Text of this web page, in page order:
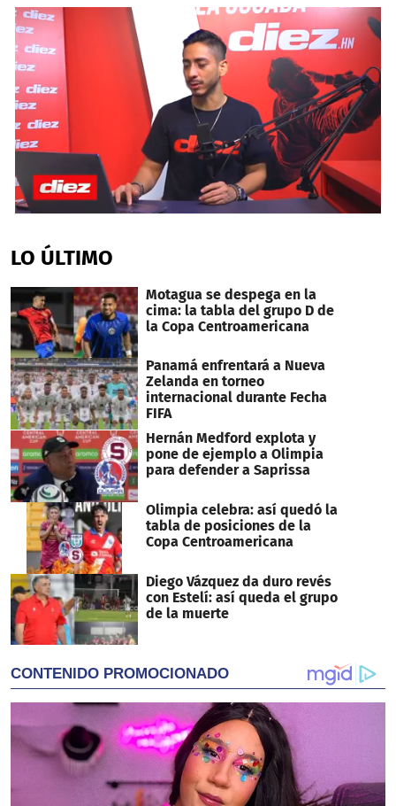
of
4
51
seconds
LO ÚLTIMO
Motagua se despega en la
cima: la tabla del grupo D de
la Copa Centroamericana
Panamá enfrentará a Nueva
Zelanda en torneo
internacional durante Fecha
FIFA
Hernán Medford explota y
pone de ejemplo a Olimpia
para defender a Saprissa
Olimpia celebra: así quedó la
tabla de posiciones de la
Copa Centroamericana
Diego Vázquez da duro revés
con Estelí: así queda el grupo
de la muerte